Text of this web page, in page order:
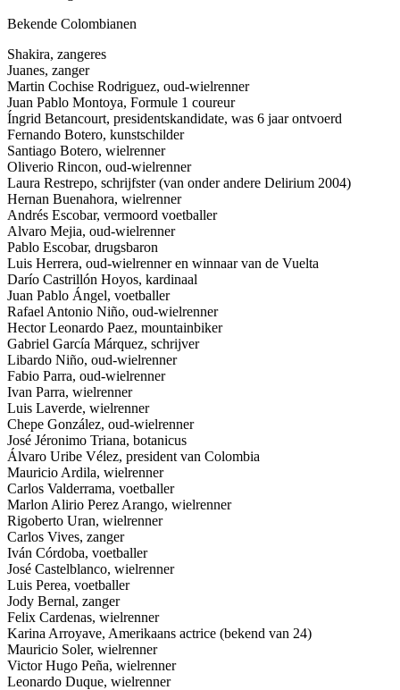
Bekende Colombianen
Shakira, zangeres
Juanes, zanger
Martin Cochise Rodriguez, oud-wielrenner
Juan Pablo Montoya, Formule 1 coureur
Íngrid Betancourt, presidentskandidate, was 6 jaar ontvoerd
Fernando Botero, kunstschilder
Santiago Botero, wielrenner
Oliverio Rincon, oud-wielrenner
Laura Restrepo, schrijfster (van onder andere Delirium 2004)
Hernan Buenahora, wielrenner
Andrés Escobar, vermoord voetballer
Alvaro Mejia, oud-wielrenner
Pablo Escobar, drugsbaron
Luis Herrera, oud-wielrenner en winnaar van de Vuelta
Darío Castrillón Hoyos, kardinaal
Juan Pablo Ángel, voetballer
Rafael Antonio Niño, oud-wielrenner
Hector Leonardo Paez, mountainbiker
Gabriel García Márquez, schrijver
Libardo Niño, oud-wielrenner
Fabio Parra, oud-wielrenner
Ivan Parra, wielrenner
Luis Laverde, wielrenner
Chepe González, oud-wielrenner
José Jéronimo Triana, botanicus
Álvaro Uribe Vélez, president van Colombia
Mauricio Ardila, wielrenner
Carlos Valderrama, voetballer
Marlon Alirio Perez Arango, wielrenner
Rigoberto Uran, wielrenner
Carlos Vives, zanger
Iván Córdoba, voetballer
José Castelblanco, wielrenner
Luis Perea, voetballer
Jody Bernal, zanger
Felix Cardenas, wielrenner
Karina Arroyave, Amerikaans actrice (bekend van 24)
Mauricio Soler, wielrenner
Victor Hugo Peña, wielrenner
Leonardo Duque, wielrenner